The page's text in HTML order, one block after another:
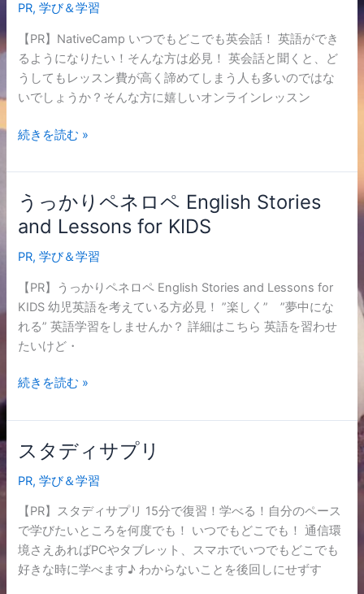
PR,学び＆学習
【PR】NativeCamp いつでもどこでも英会話！ 英語ができ
るようになりたい！そんな方は必見！ 英会話と聞くと、ど
うしてもレッスン費が高く諦めてしまう人も多いのではな
いでしょうか？そんな方に嬉しいオンラインレッスン
続きを読む »
うっかりペネロペ English Stories
and Lessons for KIDS
PR,学び＆学習
【PR】うっかりペネロペ English Stories and Lessons for
KIDS 幼児英語を考えている方必見！ ”楽しく” ”夢中にな
れる” 英語学習をしませんか？ 詳細はこちら 英語を習わせ
たいけど・
う
か
り
ネ
ロ
ペ
English
Stories
and
KIDS
続きを読む »
スタディサプリ
PR,学び＆学習
【PR】スタディサプリ 15分で復習！学べる！自分のペース
で学びたいところを何度でも！ いつでもどこでも！ 通信環
境さえあればPCやタブレット、スマホでいつでもどこでも
好きな時に学べます♪ わからないことを後回しにせずす
ス
デ
ィ
サ
プ
リ